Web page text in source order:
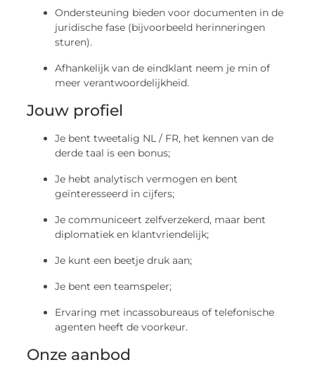
Ondersteuning bieden voor documenten in de
juridische fase (bijvoorbeeld herinneringen
sturen).
Afhankelijk van de eindklant neem je min of
meer verantwoordelijkheid.
Jouw profiel
Je bent tweetalig NL / FR, het kennen van de
derde taal is een bonus;
Je hebt analytisch vermogen en bent
geïnteresseerd in cijfers;
Je communiceert zelfverzekerd, maar bent
diplomatiek en klantvriendelijk;
Je kunt een beetje druk aan;
Je bent een teamspeler;
Ervaring met incassobureaus of telefonische
agenten heeft de voorkeur.
Onze aanbod